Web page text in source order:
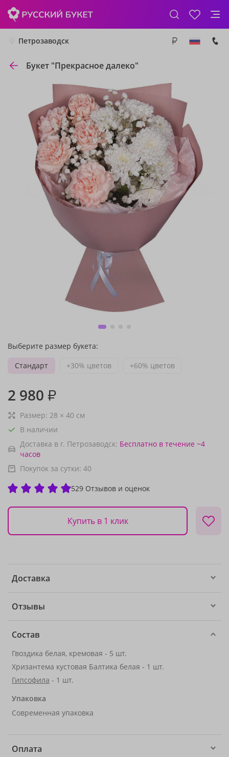
Петрозаводск
Букет "Прекрасное далеко"
Выберите размер букета:
Стандарт
+30% цветов +60% цветов
2 980 ₽
Размер: 28 × 40 см
В наличии
Доставка в г. Петрозаводск: Бесплатно в течение ~4
часов
Покупок за сутки: 40
529 Отзывов и оценок
Купить в 1 клик
Доставка
Отзывы
Состав
Гвоздика белая, кремовая - 5 шт.
Хризантема кустовая Балтика белая - 1 шт.
Гипсофила - 1 шт.
Упаковка
Современная упаковка
Оплата